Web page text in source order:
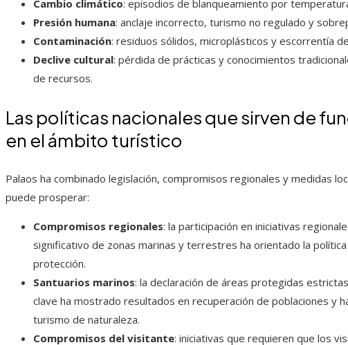
Cambio climático: episodios de blanqueamiento por
Presión humana: anclaje incorrecto, turismo no regulado y
Contaminación: residuos sólidos, microplásticos y escorrentía
Declive cultural: pérdida de prácticas y conocimientos
de recursos.
Las políticas nacionales que sirven de
en el ámbito turístico
Palaos ha combinado legislación, compromisos regionales y medidas
puede prosperar:
Compromisos regionales: la participación en iniciativas
significativo de zonas marinas y terrestres ha orientado la
protección.
Santuarios marinos: la declaración de áreas protegidas
clave ha mostrado resultados en recuperación de poblaciones y
turismo de naturaleza.
Compromisos del visitante: iniciativas que requieren que los